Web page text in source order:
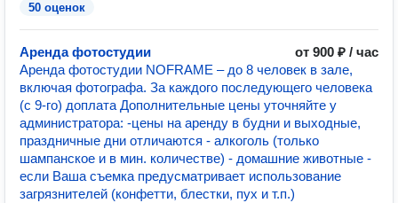
50 оценок
Аренда фотостудии
от 900 ₽ / час
Аренда фотостудии NOFRAME – до 8 человек в зале,
включая фотографа. За каждого последующего человека
(с 9-го) доплата Дополнительные цены уточняйте у
администратора: -цены на аренду в будни и выходные,
праздничные дни отличаются - алкоголь (только
шампанское и в мин. количестве) - домашние животные -
если Ваша съемка предусматривает использование
загрязнителей (конфетти, блестки, пух и т.п.)